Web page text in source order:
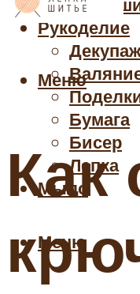
Кройка и
Рукоделие
Бумага
Бисер
Лепка
Мыло
Меню
Меню
Как